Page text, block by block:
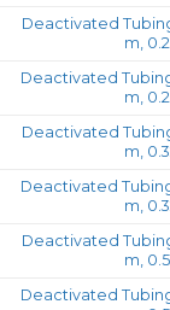
Deactivated
m,
Deactivated
m,
Deactivated
m,
Deactivated
m,
Deactivated
m,
Deactivated